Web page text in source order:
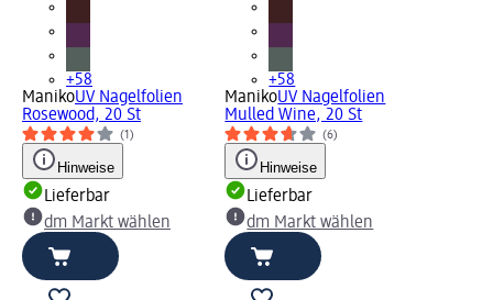
+58
ManikoUV Nagelfolien
Rosewood, 20 St
(1)
Hinweise
Lieferbar
dm Markt wählen
+58
ManikoUV Nagelfolien
Mulled Wine, 20 St
(6)
Hinweise
Lieferbar
dm Markt wählen